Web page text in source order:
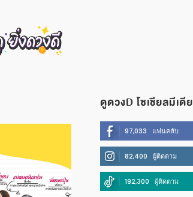
ดูดวงD โซเชียลมีเดีย
97,033 แฟนคลับ
82,400 ผู้ติดตาม
192,300 ผู้ติดตาม